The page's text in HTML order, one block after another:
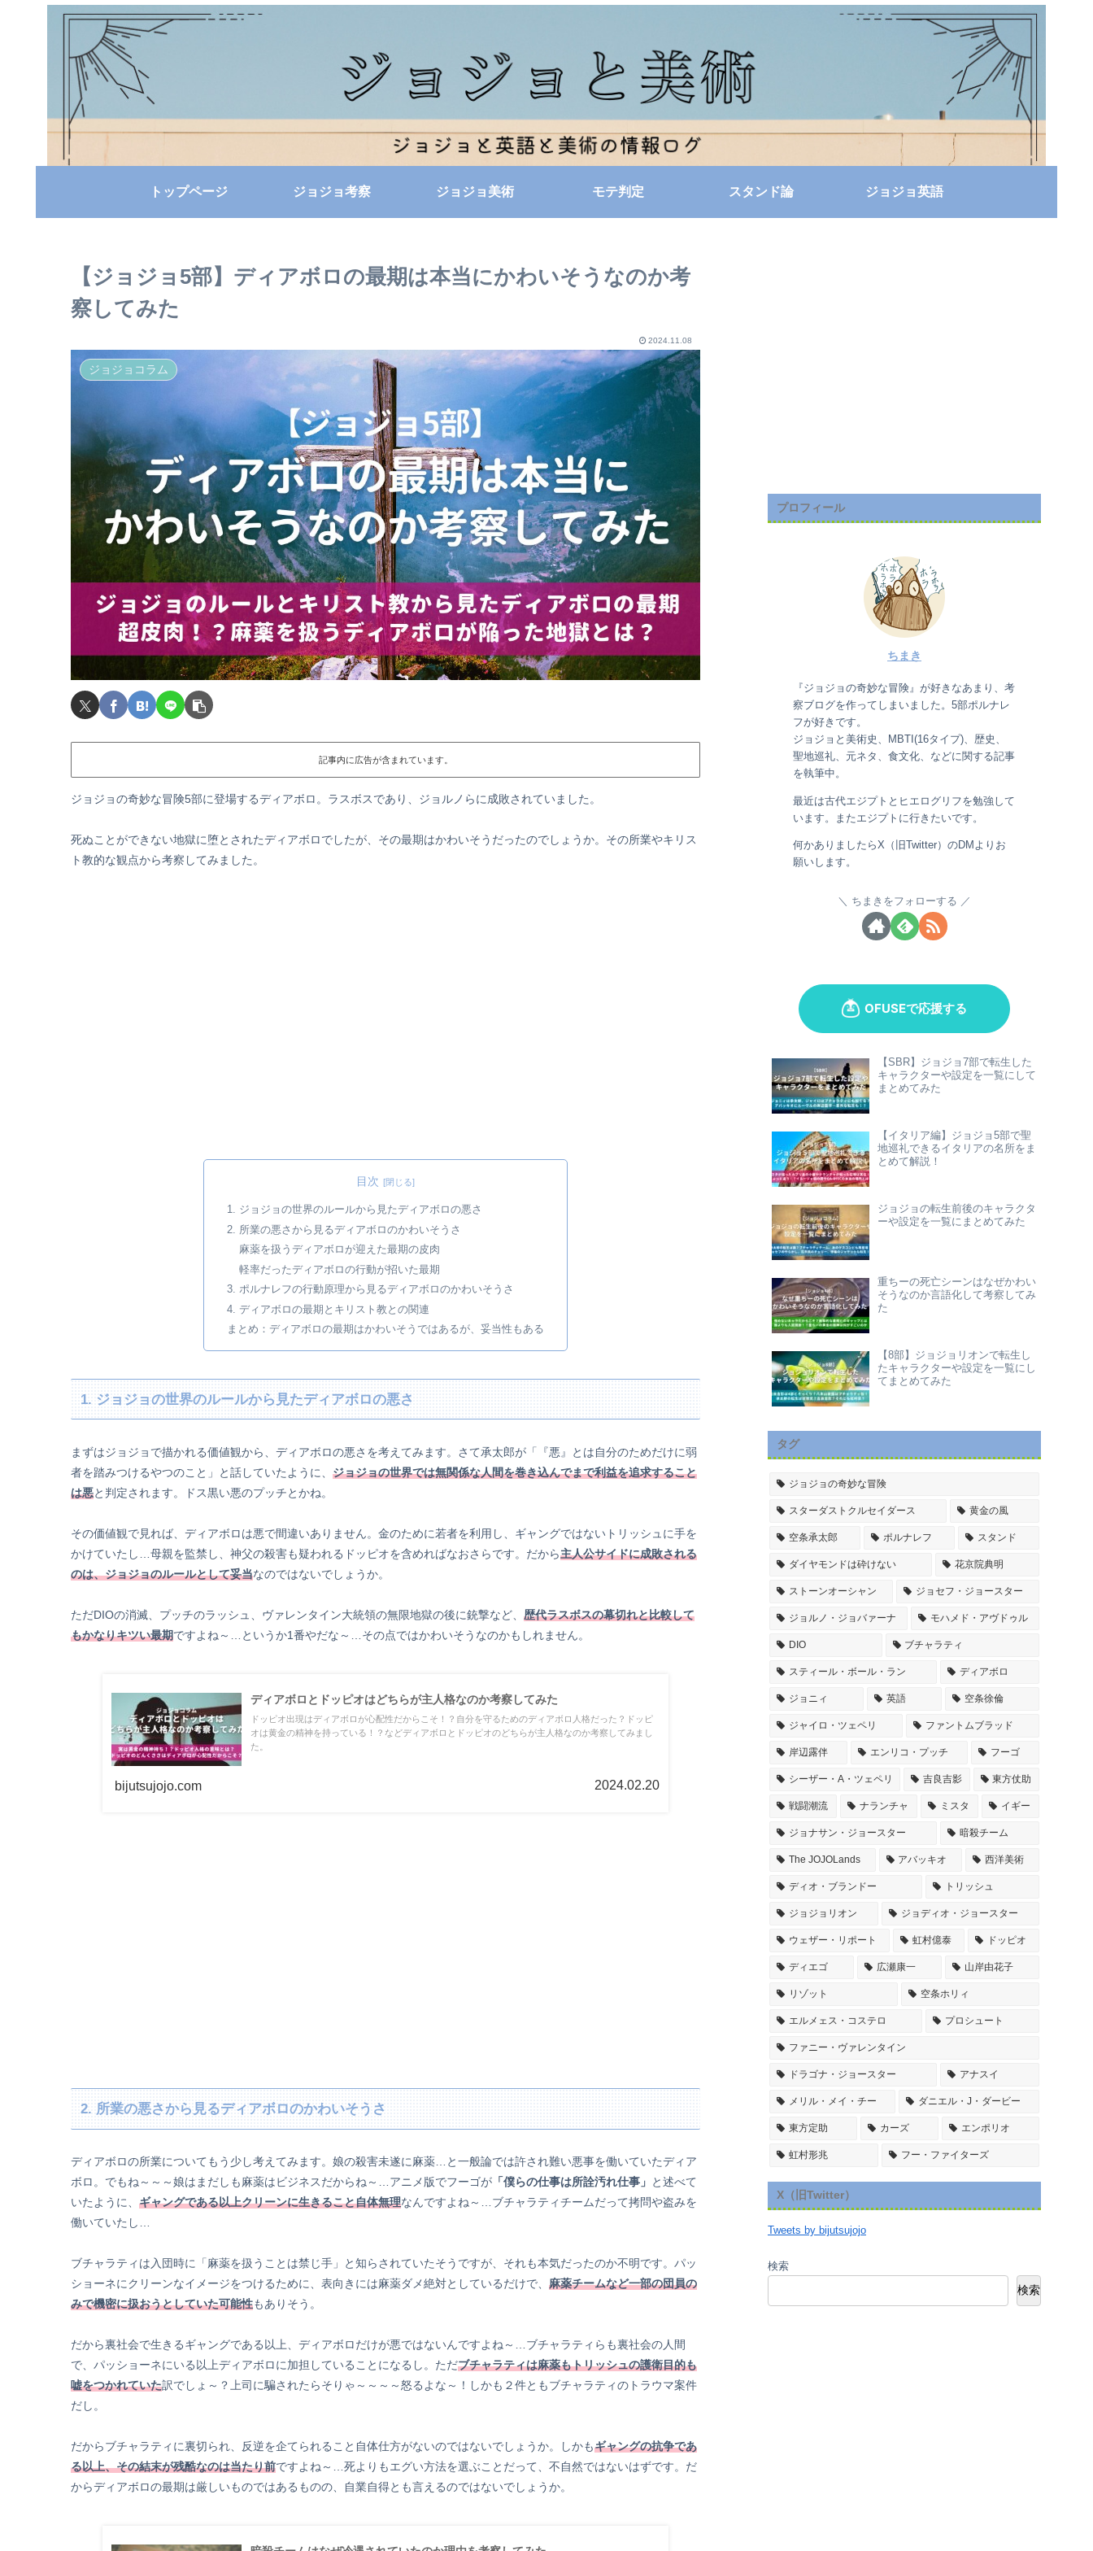
トップページ ジョジョ考察 ジョジョ美術 モテ判定 スタンド論 ジョジョ英語
【ジョジョ5部】ディアボロの最期は本当にかわいそうなのか考
察してみた
2024.11.08
ジョジョコラム
記事内に広告が含まれています。
ジョジョの奇妙な冒険5部に登場するディアボロ。ラスボスであり、ジョルノらに成敗されていました。
死ぬことができない地獄に堕とされたディアボロでしたが、その最期はかわいそうだったのでしょうか。その所業やキリス
ト教的な観点から考察してみました。
目次
1. ジョジョの世界のルールから見たディアボロの悪さ
2. 所業の悪さから見るディアボロのかわいそうさ
麻薬を扱うディアボロが迎えた最期の皮肉
軽率だったディアボロの行動が招いた最期
3. ポルナレフの行動原理から見るディアボロのかわいそうさ
4. ディアボロの最期とキリスト教との関連
まとめ：ディアボロの最期はかわいそうではあるが、妥当性もある
1. ジョジョの世界のルールから見たディアボロの悪さ
まずはジョジョで描かれる価値観から、ディアボロの悪さを考えてみます。さて承太郎が「『悪』とは自分のためだけに弱
者を踏みつけるやつのこと」と話していたように、 ジョジョの世界では無関係な人間を巻き込んでまで利益を追求すること
は悪と判定されます。ドス黒い悪のプッチとかね。
その価値観で見れば、ディアボロは悪で間違いありません。金のために若者を利用し、ギャングではないトリッシュに手を
かけていたし…母親を監禁し、神父の殺害も疑われるドッピオを含めればなおさらです。だから主人公サイドに成敗される
のは、ジョジョのルールとして妥当なのではないでしょうか。
ただDIOの消滅、プッチのラッシュ、ヴァレンタイン大統領の無限地獄の後に銃撃など、 歴代ラスボスの幕切れと比較して
もかなりキツい最期ですよね～…というか1番やだな～…その点ではかわいそうなのかもしれません。
ディアボロとドッピオはどちらが主人格なのか考察してみた
ドッピオ出現はディアボロが心配性だからこそ！？自分を守るためのディアボロ人格だった？ドッピ
オは黄金の精神を持っている！？などディアボロとドッピオのどちらが主人格なのか考察してみまし
た。
bijutsujojo.com 2024.02.20
2. 所業の悪さから見るディアボロのかわいそうさ
ディアボロの所業についてもう少し考えてみます。娘の殺害未遂に麻薬…と一般論では許され難い悪事を働いていたディア
ボロ。でもね～～～娘はまだしも麻薬はビジネスだからね～…アニメ版でフーゴが 「僕らの仕事は所詮汚れ仕事」 と述べて
いたように、 ギャングである以上クリーンに生きること自体無理なんですよね～…ブチャラティチームだって拷問や盗みを
働いていたし…
ブチャラティは入団時に「麻薬を扱うことは禁じ手」と知らされていたそうですが、それも本気だったのか不明です。パッ
ショーネにクリーンなイメージをつけるために、表向きには麻薬ダメ絶対としているだけで、 麻薬チームなど一部の団員の
みで機密に扱おうとしていた可能性もありそう。
だから裏社会で生きるギャングである以上、ディアボロだけが悪ではないんですよね～…ブチャラティらも裏社会の人間
で、パッショーネにいる以上ディアボロに加担していることになるし。ただブチャラティは麻薬もトリッシュの護衛目的も
嘘をつかれていた訳でしょ～？上司に騙されたらそりゃ～～～～怒るよな～！しかも２件ともブチャラティのトラウマ案件
だし。
だからブチャラティに裏切られ、反逆を企てられること自体仕方がないのではないでしょうか。しかもギャングの抗争であ
る以上、その結末が残酷なのは当たり前ですよね～…死よりもエグい方法を選ぶことだって、不自然ではないはずです。だ
からディアボロの最期は厳しいものではあるものの、自業自得とも言えるのではないでしょうか。
プロフィール
ちまき
『ジョジョの奇妙な冒険』が好きなあまり、考
察ブログを作ってしまいました。5部ポルナレ
フが好きです。
ジョジョと美術史、MBTI(16タイプ)、歴史、
聖地巡礼、元ネタ、食文化、などに関する記事
を執筆中。
最近は古代エジプトとヒエログリフを勉強して
います。またエジプトに行きたいです。
何かありましたらX（旧Twitter）のDMよりお
願いします。
ちまきをフォローする
【SBR】ジョジョ7部で転生した
キャラクターや設定を一覧にして
まとめてみた
【イタリア編】ジョジョ5部で聖
地巡礼できるイタリアの名所をま
とめて解説！
ジョジョの転生前後のキャラクタ
ーや設定を一覧にまとめてみた
重ちーの死亡シーンはなぜかわい
そうなのか言語化して考察してみ
た
【8部】ジョジョリオンで転生し
たキャラクターや設定を一覧にし
てまとめてみた
タグ
ジョジョの奇妙な冒険
スターダストクルセイダース 黄金の風
空条承太郎 ポルナレフ スタンド
ダイヤモンドは砕けない 花京院典明
ストーンオーシャン ジョセフ・ジョースター
ジョルノ・ジョバァーナ モハメド・アヴドゥル
DIO ブチャラティ
スティール・ボール・ラン ディアボロ
ジョニィ 英語 空条徐倫
ジャイロ・ツェペリ ファントムブラッド
岸辺露伴 エンリコ・プッチ フーゴ
シーザー・A・ツェペリ 吉良吉影 東方仗助
戦闘潮流 ナランチャ ミスタ イギー
ジョナサン・ジョースター 暗殺チーム
The JOJOLands アバッキオ 西洋美術
ディオ・ブランドー トリッシュ
ジョジョリオン ジョディオ・ジョースター
ウェザー・リポート 虹村億泰 ドッピオ
ディエゴ 広瀬康一 山岸由花子
リゾット 空条ホリィ
エルメェス・コステロ プロシュート
ファニー・ヴァレンタイン
ドラゴナ・ジョースター アナスイ
メリル・メイ・チー ダニエル・J・ダービー
東方定助 カーズ エンポリオ
虹村形兆 フー・ファイターズ
X（旧Twitter）
Tweets by bijutsujojo
検索
検索